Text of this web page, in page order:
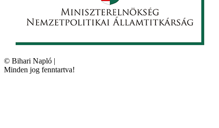
© Bihari Napló |
Minden jog fenntartva!